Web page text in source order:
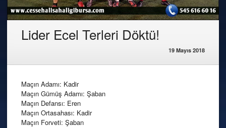
Lider Ecel Terleri Döktü!
19 Mayıs 2018
Maçın Adamı: Kadir
Maçın Gümüş Adamı: Şaban
Maçın Defansı: Eren
Maçın Ortasahası: Kadir
Maçın Forveti: Şaban